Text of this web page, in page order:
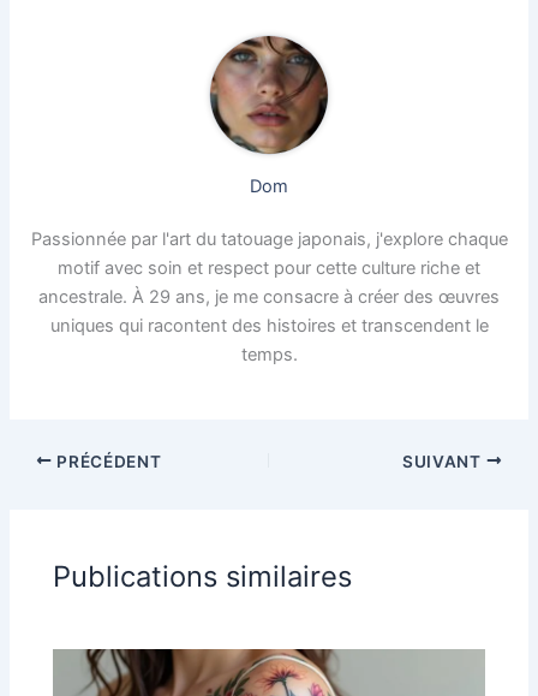
Dom
Passionnée par l'art du tatouage japonais, j'explore chaque
motif avec soin et respect pour cette culture riche et
ancestrale. À 29 ans, je me consacre à créer des œuvres
uniques qui racontent des histoires et transcendent le
temps.
PRÉCÉDENT SUIVANT
Publications similaires